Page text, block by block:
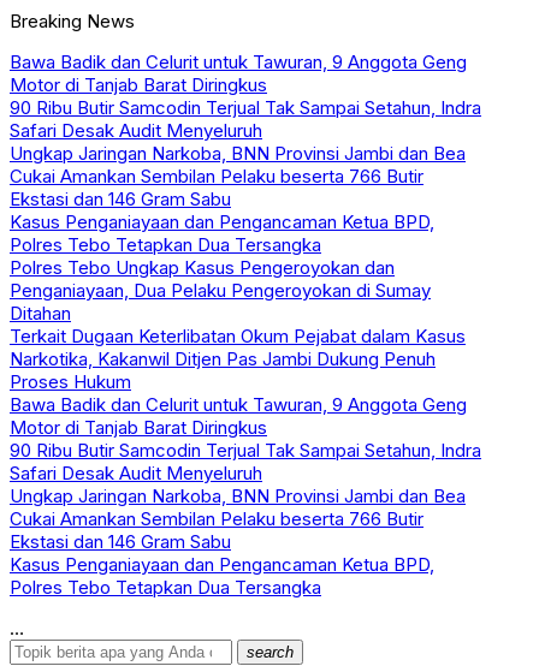
Breaking News
Bawa Badik dan Celurit untuk Tawuran, 9 Anggota Geng
Motor di Tanjab Barat Diringkus
90 Ribu Butir Samcodin Terjual Tak Sampai Setahun, Indra
Safari Desak Audit Menyeluruh
Ungkap Jaringan Narkoba, BNN Provinsi Jambi dan Bea
Cukai Amankan Sembilan Pelaku beserta 766 Butir
Ekstasi dan 146 Gram Sabu
Kasus Penganiayaan dan Pengancaman Ketua BPD,
Polres Tebo Tetapkan Dua Tersangka
Polres Tebo Ungkap Kasus Pengeroyokan dan
Penganiayaan, Dua Pelaku Pengeroyokan di Sumay
Ditahan
Terkait Dugaan Keterlibatan Okum Pejabat dalam Kasus
Narkotika, Kakanwil Ditjen Pas Jambi Dukung Penuh
Proses Hukum
Bawa Badik dan Celurit untuk Tawuran, 9 Anggota Geng
Motor di Tanjab Barat Diringkus
90 Ribu Butir Samcodin Terjual Tak Sampai Setahun, Indra
Safari Desak Audit Menyeluruh
Ungkap Jaringan Narkoba, BNN Provinsi Jambi dan Bea
Cukai Amankan Sembilan Pelaku beserta 766 Butir
Ekstasi dan 146 Gram Sabu
Kasus Penganiayaan dan Pengancaman Ketua BPD,
Polres Tebo Tetapkan Dua Tersangka
search